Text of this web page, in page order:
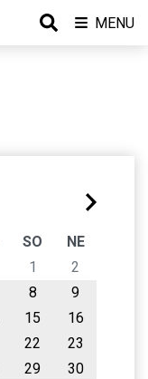
SO
NE
1
2
8
9
15
16
22
23
29
30
MENU